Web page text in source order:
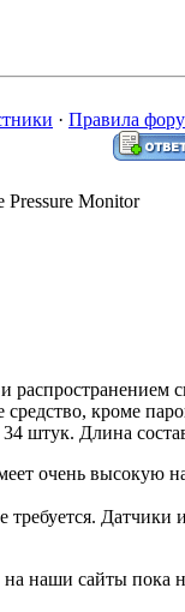
· Правила
Pressure Monitor
кроме
штук. Длина
очень высокую
требуется.
наши сайты пока